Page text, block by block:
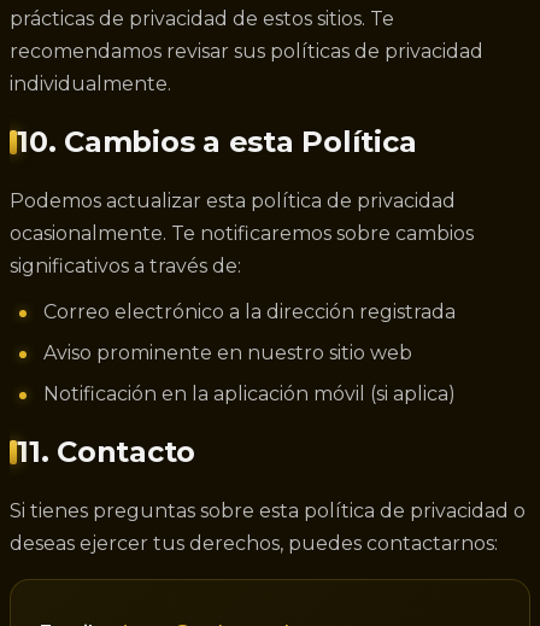
prácticas de privacidad de estos sitios. Te
recomendamos revisar sus políticas de privacidad
individualmente.
10. Cambios a esta Política
Podemos actualizar esta política de privacidad
ocasionalmente. Te notificaremos sobre cambios
significativos a través de:
Correo electrónico a la dirección registrada
Aviso prominente en nuestro sitio web
Notificación en la aplicación móvil (si aplica)
11. Contacto
Si tienes preguntas sobre esta política de privacidad o
deseas ejercer tus derechos, puedes contactarnos: